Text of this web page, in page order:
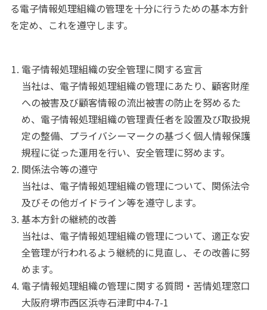
る電子情報処理組織の管理を十分に行うための基本方針
を定め、これを遵守します。
電子情報処理組織の安全管理に関する宣言
当社は、電子情報処理組織の管理にあたり、顧客財産
への被害及び顧客情報の流出被害の防止を努めるた
め、電子情報処理組織の管理責任者を設置及び取扱規
定の整備、プライバシーマークの基づく個人情報保護
規程に従った運用を行い、安全管理に努めます。
関係法令等の遵守
当社は、電子情報処理組織の管理について、関係法令
及びその他ガイドライン等を遵守します。
基本方針の継続的改善
当社は、電子情報処理組織の管理について、適正な安
全管理が行われるよう継続的に見直し、その改善に努
めます。
電子情報処理組織の管理に関する質問・苦情処理窓口
大阪府堺市西区浜寺石津町中4-7-1